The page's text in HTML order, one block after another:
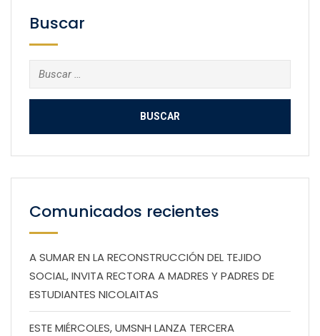
Buscar
Buscar:
Comunicados recientes
A SUMAR EN LA RECONSTRUCCIÓN DEL TEJIDO
SOCIAL, INVITA RECTORA A MADRES Y PADRES DE
ESTUDIANTES NICOLAITAS
ESTE MIÉRCOLES, UMSNH LANZA TERCERA